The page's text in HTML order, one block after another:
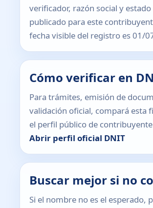
verificador, razón social y estado
publicado para este
fecha visible del registro es 01/
Cómo verificar en
Para trámites, emisión de
validación oficial, compará esta
el perfil público de
Abrir perfil oficial DNIT
Buscar mejor si no
Si el nombre no es el esperado,